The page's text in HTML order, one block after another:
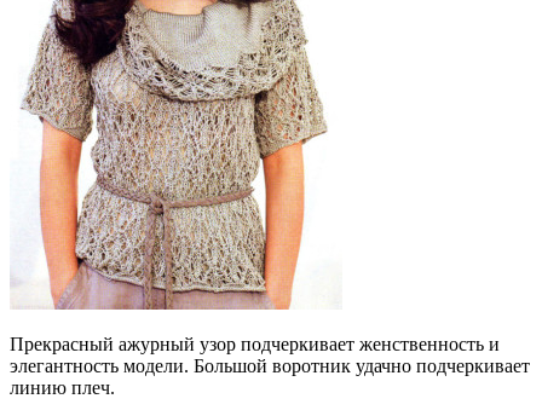
Прекрасный ажурный узор подчеркивает женственность и
элегантность модели. Большой воротник удачно подчеркивает
линию плеч.